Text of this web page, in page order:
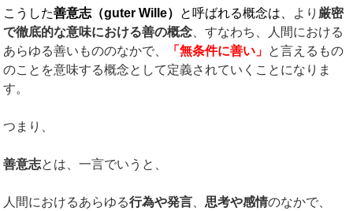
こうした善意志（guter Wille） と呼ばれる概念は、 より 厳密
で徹底的な意味における善の概念 、すなわち、人間における
あらゆる善いもののなかで、
「無条件に善い」 と言えるもの
のことを意味する概念として定義されていくことになりま
す。
つまり、
善意志とは、一言でいうと、
人間におけるあらゆる行為や発言 、思考や感情のなかで、